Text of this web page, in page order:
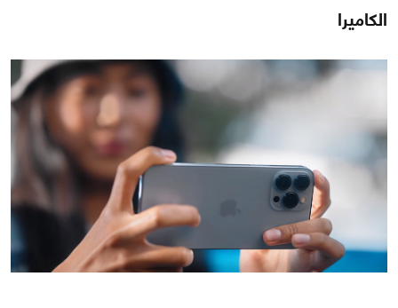
الكاميرا